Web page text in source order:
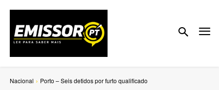
Nacional Porto – Seis detidos por furto qualificado